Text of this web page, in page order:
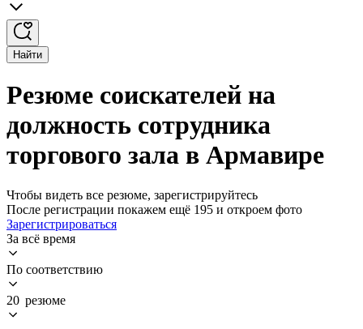
Найти
Резюме соискателей на
должность сотрудника
торгового зала в Армавире
Чтобы видеть все резюме, зарегистрируйтесь
После регистрации покажем ещё 195 и откроем фото
Зарегистрироваться
За всё время
По соответствию
20 резюме